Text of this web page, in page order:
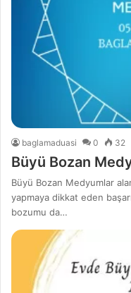
baglamaduasi 0 32
Büyü Bozan
Büyü Bozan Medyumlar
yapmaya dikkat eden
bozumu da…